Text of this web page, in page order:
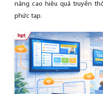
nâng cao hiệu quả truyền
phức tạp.